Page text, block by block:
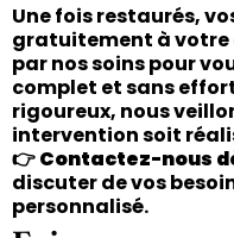
Une fois restaurés,
gratuitement à votre
par nos soins pour
complet et sans
rigoureux, nous
intervention soit
👉Contactez-nous
discuter de vos
personnalisé.